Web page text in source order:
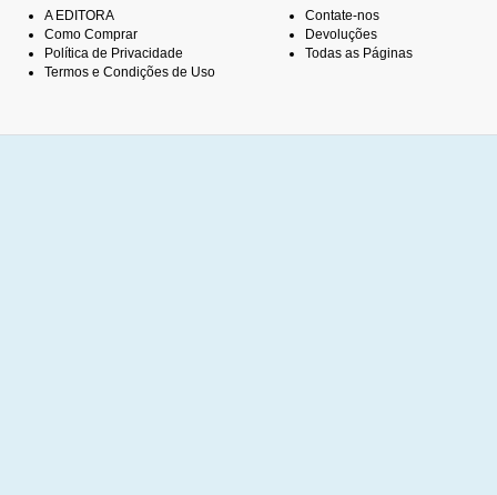
A EDITORA
Como Comprar
Política de Privacidade
Termos e Condições de Uso
Contate-nos
Devoluções
Todas as Páginas